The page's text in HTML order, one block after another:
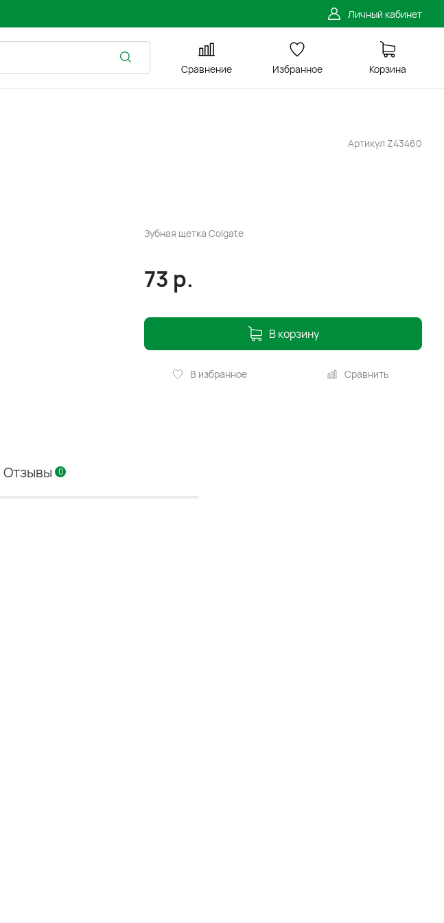
Личный кабинет
Сравнение Избранное Корзина
Артикул Z43460
Зубная щетка Colgate
73 р.
В корзину
В избранное Сравнить
Отзывы 0